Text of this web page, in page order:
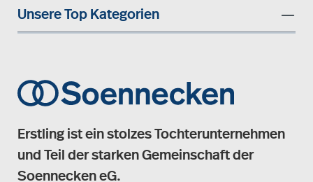
Unsere Top Kategorien
Erstling ist ein stolzes Tochterunternehmen
und Teil der starken Gemeinschaft der
Soennecken eG.